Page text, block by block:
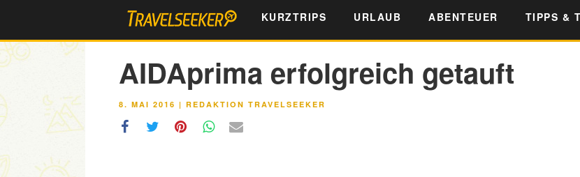
springen
KURZTRIPS URLAUB ABENTEUER TIPPS &
AIDAprima erfolgreich getauft
VERÖFFENTLICHT
8. MAI 2016 | REDAKTION TRAVELSEEKER